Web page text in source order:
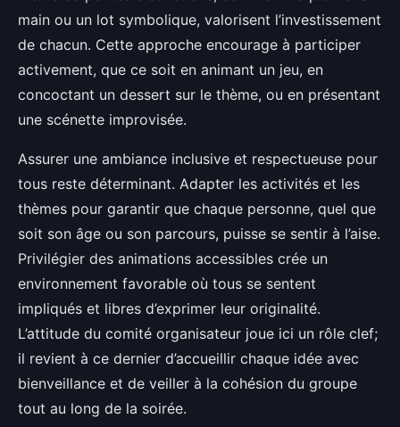
main ou un lot symbolique, valorisent l’investissement
de chacun. Cette approche encourage à participer
activement, que ce soit en animant un jeu, en
concoctant un dessert sur le thème, ou en présentant
une scénette improvisée.
Assurer une ambiance inclusive et respectueuse pour
tous reste déterminant. Adapter les activités et les
thèmes pour garantir que chaque personne, quel que
soit son âge ou son parcours, puisse se sentir à l’aise.
Privilégier des animations accessibles crée un
environnement favorable où tous se sentent
impliqués et libres d’exprimer leur originalité.
L’attitude du comité organisateur joue ici un rôle clef;
il revient à ce dernier d’accueillir chaque idée avec
bienveillance et de veiller à la cohésion du groupe
tout au long de la soirée.